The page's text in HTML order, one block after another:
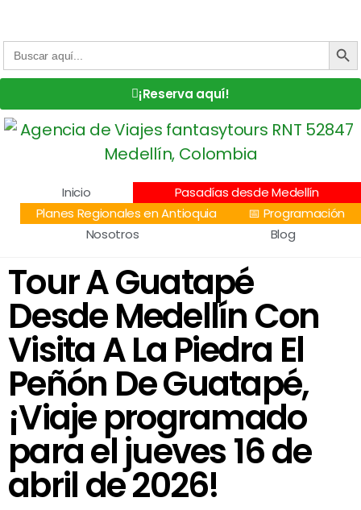
Buscar: BOTÓN
¡Reserva aquí!
Inicio
Pasadías desde Medellín
Planes Regionales en Antioquia
📅 Programación
Nosotros
Blog
Tour A Guatapé
Desde Medellín Con
Visita A La Piedra El
Peñón De Guatapé,
¡Viaje programado
para el jueves 16 de
abril de 2026!